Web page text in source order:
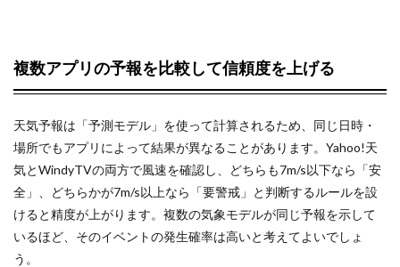
複数アプリの予報を比較して信頼度を上げる
天気予報は「予測モデル」を使って計算されるため、同じ日時・
場所でもアプリによって結果が異なることがあります。Yahoo!天
気とWindyTVの両方で風速を確認し、どちらも7m/s以下なら「安
全」、どちらかが7m/s以上なら「要警戒」と判断するルールを設
けると精度が上がります。複数の気象モデルが同じ予報を示して
いるほど、そのイベントの発生確率は高いと考えてよいでしょ
う。